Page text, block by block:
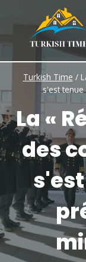
content
Turkish Time /
s'est tenue
La «
des